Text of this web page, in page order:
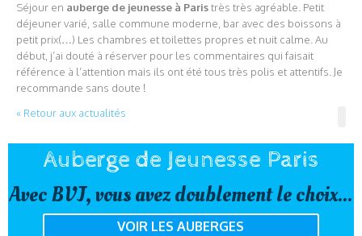
Séjour en auberge de jeunesse à Paristrès très agréable. Petit
déjeuner varié, salle commune moderne, bar avec des boissons à
petit prix(…) Les chambres et toilettes propres et nuit calme. Au
début, j’ai douté à réserver pour les commentaires qui faisait
référence à l’attention mais ils ont été tous très polis et attentifs. Je
recommande sans doute !
« Retour aux actualités
Auberge de Jeunesse Paris
Avec BVJ, vous avez doublement le choix...
VOIR LES AUBERGES